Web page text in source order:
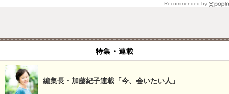
Recommended by
特集・連載
編集長・加藤紀子連載「今、会いたい人」